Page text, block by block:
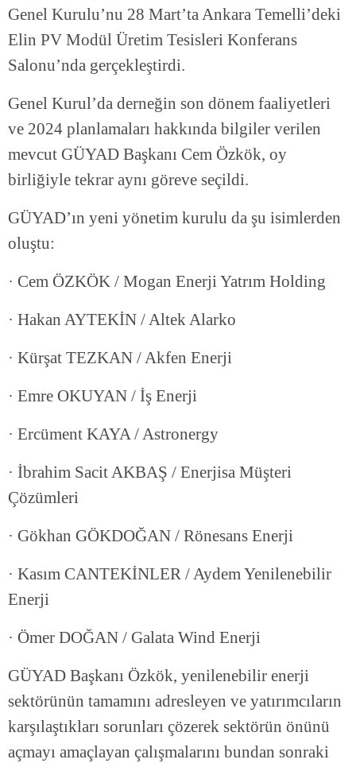
Genel Kurulu’nu 28 Mart’ta Ankara Temelli’deki
Elin PV Modül Üretim Tesisleri Konferans
Salonu’nda gerçekleştirdi.
Genel Kurul’da derneğin son dönem faaliyetleri
ve 2024 planlamaları hakkında bilgiler verilen
mevcut GÜYAD Başkanı Cem Özkök, oy
birliğiyle tekrar aynı göreve seçildi.
GÜYAD’ın yeni yönetim kurulu da şu isimlerden
oluştu:
· Cem ÖZKÖK / Mogan Enerji Yatrım Holding
· Hakan AYTEKİN / Altek Alarko
· Kürşat TEZKAN / Akfen Enerji
· Emre OKUYAN / İş Enerji
· Ercüment KAYA / Astronergy
· İbrahim Sacit AKBAŞ / Enerjisa Müşteri
Çözümleri
· Gökhan GÖKDOĞAN / Rönesans Enerji
· Kasım CANTEKİNLER / Aydem Yenilenebilir
Enerji
· Ömer DOĞAN / Galata Wind Enerji
GÜYAD Başkanı Özkök, yenilenebilir enerji
sektörünün tamamını adresleyen ve yatırımcıların
karşılaştıkları sorunları çözerek sektörün önünü
açmayı amaçlayan çalışmalarını bundan sonraki